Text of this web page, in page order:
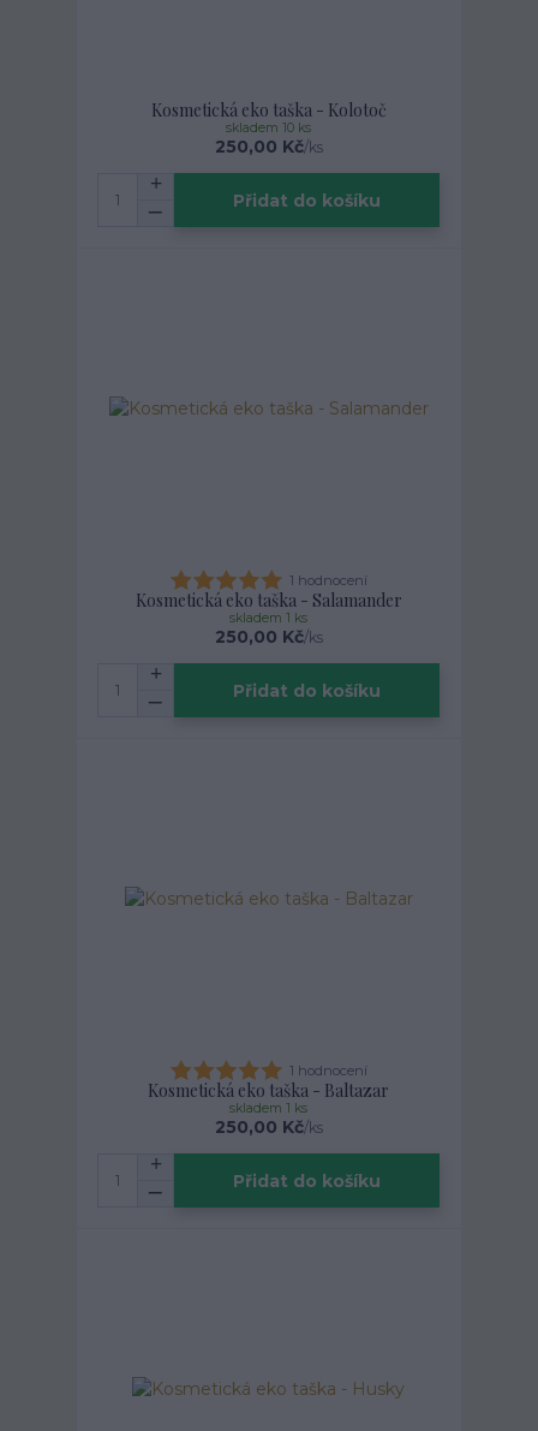
Kosmetická eko taška - Kolotoč
250,00 Kč/ks
skladem 10 ks
Přidat do košíku
1 hodnocení
Kosmetická eko taška - Salamander
250,00 Kč/ks
skladem 1 ks
Přidat do košíku
1 hodnocení
Kosmetická eko taška - Baltazar
250,00 Kč/ks
skladem 1 ks
Přidat do košíku